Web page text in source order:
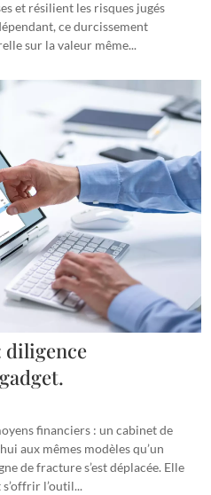
et résilient les risques jugés
ce durcissement
sur la valeur même...
financiers : un cabinet de
aux mêmes modèles qu’un
de fracture s’est déplacée. Elle
l’outil...